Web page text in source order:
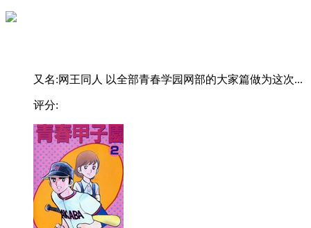
又名:网王同人 以全部青春学园网部的大家篇做为这次...
评分: